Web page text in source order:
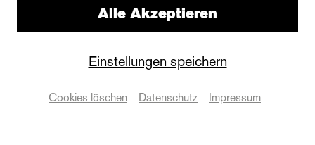
Mitarbeiter*innenAlle Akzeptieren
Einstellungen speichern
Cookies löschen Datenschutz Impressum